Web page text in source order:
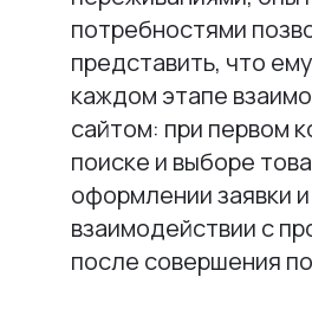
потребностями
представить, что
каждом этапе
сайтом: при первом
поиске и выборе
оформлении заявки и
взаимодействии с
после совершения